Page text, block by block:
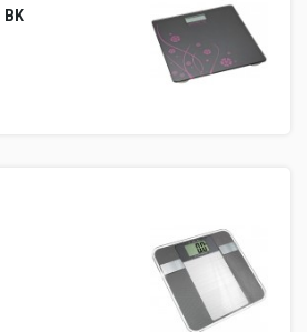
BK